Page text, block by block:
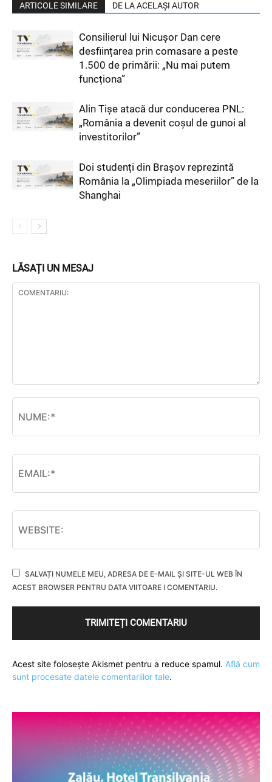
ARTICOLE SIMILARE DE LA ACELAȘI AUTOR
Consilierul lui Nicușor Dan cere
desființarea prin comasare a peste
1.500 de primării: „Nu mai putem
funcționa”
Alin Tișe atacă dur conducerea PNL:
„România a devenit coșul de gunoi al
investitorilor”
Doi studenți din Brașov reprezintă
România la „Olimpiada meseriilor” de la
Shanghai
LĂSAȚI UN MESAJ
SALVAȚI NUMELE MEU, ADRESA DE E-MAIL ȘI SITE-UL WEB ÎN
ACEST BROWSER PENTRU DATA VIITOARE I COMENTARIU.
Acest site folosește Akismet pentru a reduce spamul. Află cum
sunt procesate datele comentariilor tale.